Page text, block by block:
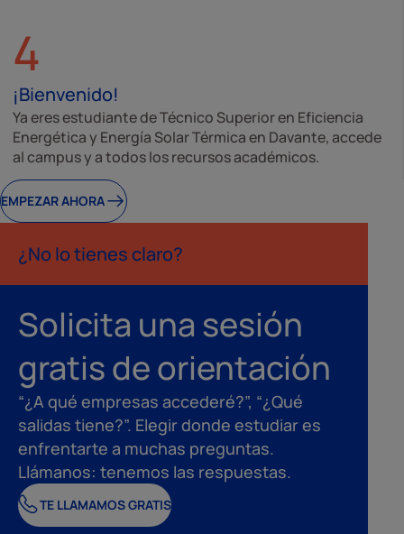
4
¡Bienvenido!
Ya eres estudiante de Técnico Superior en Eficiencia
Energética y Energía Solar Térmica en Davante, accede
al campus y a todos los recursos académicos.
EMPEZAR AHORA
¿No lo tienes claro?
Solicita una sesión
gratis de orientación
“¿A qué empresas accederé?”, “¿Qué
salidas tiene?”. Elegir donde estudiar es
enfrentarte a muchas preguntas.
Llámanos: tenemos las respuestas.
TE LLAMAMOS GRATIS